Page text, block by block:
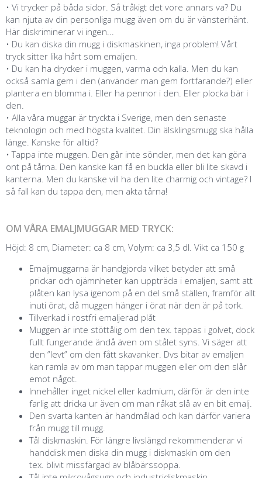
• Vi trycker på båda sidor. Så tråkigt det vore annars va? Du
kan njuta av din personliga mugg även om du är vänsterhänt.
Här diskriminerar vi ingen...
• Du kan diska din mugg i diskmaskinen, inga problem! Vårt
tryck sitter lika hårt som emaljen.
• Du kan ha drycker i muggen, varma och kalla. Men du kan
också samla gem i den (använder man gem fortfarande?) eller
plantera en blomma i. Eller ha pennor i den. Eller plocka bär i
den.
• Alla våra muggar är tryckta i Sverige, men den senaste
teknologin och med högsta kvalitet. Din älsklingsmugg ska hålla
länge. Kanske för alltid?
• Tappa inte muggen. Den går inte sönder, men det kan göra
ont på tårna. Den kanske kan få en buckla eller bli lite skavd i
kanterna. Men du kanske vill ha den lite charmig och vintage? I
så fall kan du tappa den, men akta tårna!
OM VÅRA EMALJMUGGAR MED TRYCK:
Höjd: 8 cm, Diameter: ca 8 cm, Volym: ca 3,5 dl. Vikt ca 150 g
Emaljmuggarna är handgjorda vilket betyder att små
prickar och ojämnheter kan uppträda i emaljen, samt att
plåten kan lysa igenom på en del små ställen, framför allt
inuti örat, då muggen hänger i örat när den är på tork.
Tillverkad i rostfri emaljerad plåt
Muggen är inte stöttålig om den tex. tappas i golvet, dock
fullt fungerande ändå även om stålet syns. Vi säger att
den ”levt” om den fått skavanker. Dvs bitar av emaljen
kan ramla av om man tappar muggen eller om den slår
emot något.
Innehåller inget nickel eller kadmium, därför är den inte
farlig att dricka ur även om man råkat slå av en bit emalj.
Den svarta kanten är handmålad och kan därför variera
från mugg till mugg.
Tål diskmaskin. För längre livslängd rekommenderar vi
handdisk men diska din mugg i diskmaskin om den
tex. blivit missfärgad av blåbärssoppa.